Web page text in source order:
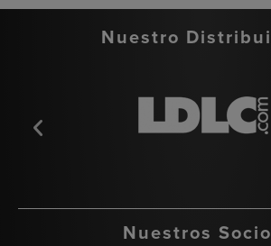
Nuestro
Nuestros